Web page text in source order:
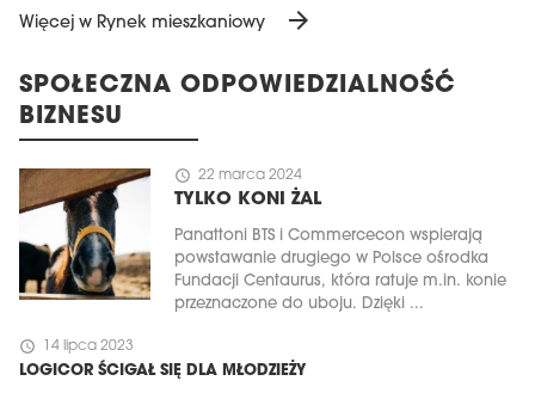
Więcej w Rynek mieszkaniowy arrow_forward
SPOŁECZNA ODPOWIEDZIALNOŚĆ
BIZNESU
schedule 22 marca 2024
TYLKO KONI ŻAL
Panattoni BTS i Commercecon wspierają
powstawanie drugiego w Polsce ośrodka
Fundacji Centaurus, która ratuje m.in. konie
przeznaczone do uboju. Dzięki ...
schedule 14 lipca 2023
LOGICOR ŚCIGAŁ SIĘ DLA MŁODZIEŻY